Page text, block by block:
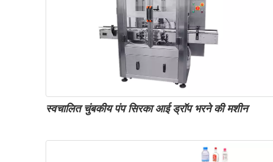
स्वचालित चुंबकीय पंप सिरका आई ड्रॉप भरने की मशीन